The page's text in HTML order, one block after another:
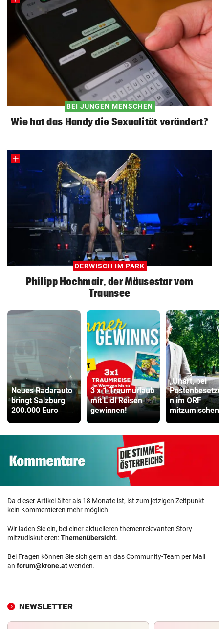
BEI JUNGEN MENSCHEN
Wie hat das Handy die Sexualität verändert?
DERWISCH IM PARK
Philipp Hochmair, der Mäusestar vom
Traunsee
Neues Radarauto
bringt Salzburg
200.000 Euro
3 x 1 Traumurlaub
mit Lidl Reisen
gewinnen!
„Unart, bei
n im ORF
Da dieser Artikel älter als 18 Monate ist, ist zum jetzigen Zeitpunkt
kein Kommentieren mehr möglich.
Wir laden Sie ein, bei einer aktuelleren themenrelevanten Story
mitzudiskutieren:Themenübersicht.
Bei Fragen können Sie sich gern an das Community-Team per Mail
an forum@krone.atwenden.
NEWSLETTER